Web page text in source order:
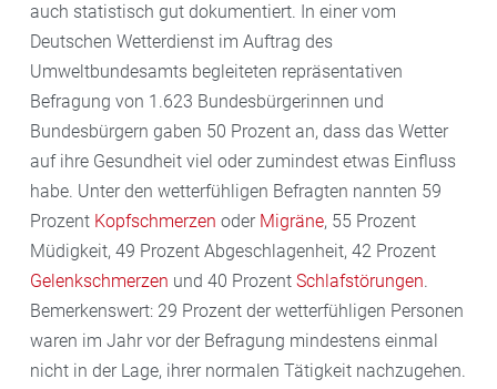
auch statistisch gut dokumentiert. In einer vom
Deutschen Wetterdienst im Auftrag des
Umweltbundesamts begleiteten repräsentativen
Befragung von 1.623 Bundesbürgerinnen und
Bundesbürgern gaben 50 Prozent an, dass das Wetter
auf ihre Gesundheit viel oder zumindest etwas Einfluss
habe. Unter den wetterfühligen Befragten nannten 59
Prozent Kopfschmerzen oder Migräne, 55 Prozent
Müdigkeit, 49 Prozent Abgeschlagenheit, 42 Prozent
Gelenkschmerzen und 40 Prozent Schlafstörungen.
Bemerkenswert: 29 Prozent der wetterfühligen Personen
waren im Jahr vor der Befragung mindestens einmal
nicht in der Lage, ihrer normalen Tätigkeit nachzugehen.